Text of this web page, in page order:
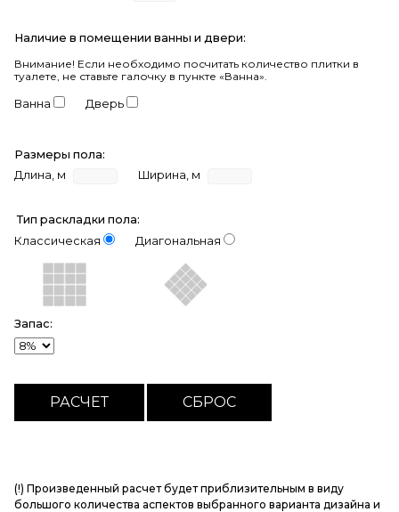
Наличие в помещении ванны и двери:
Внимание! Если необходимо посчитать количество плитки в
туалете, не ставьте галочку в пункте «Ванна».
Ванна Дверь
Размеры пола:
Длина, м
Ширина, м
Тип раскладки пола:
Классическая
Диагональная
Запас:
(!) Произведенный расчет будет приблизительным в виду
большого количества аспектов выбранного варианта дизайна и